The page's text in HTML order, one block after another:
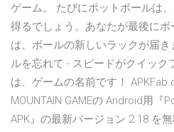
ゲーム。 たびにポットボールは
得るでしょう。あなたが最後に
は、ボールの新しいラックが届
ルを忘れて - スピードがクイック
は、ゲームの名前です！
MOUNTAIN GAMEの Android用『
APK』の最新バージョン 2.18 を